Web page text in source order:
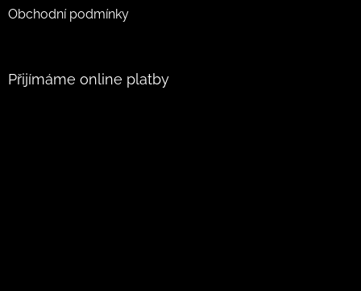
Obchodní podmínky
Přijímáme online platby